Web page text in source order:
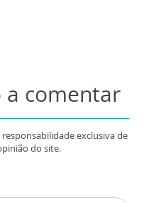
a comentar
exclusiva de
do site.